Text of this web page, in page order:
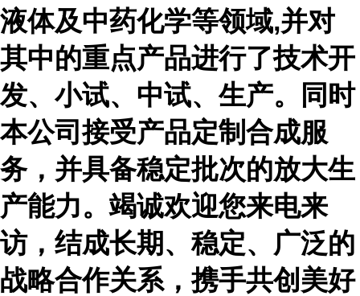
液体及中药化学等领域,并对
其中的重点产品进行了技术开
发、小试、中试、生产。同时
本公司接受产品定制合成服
务，并具备稳定批次的放大生
产能力。竭诚欢迎您来电来
访，结成长期、稳定、广泛的
战略合作关系，携手共创美好